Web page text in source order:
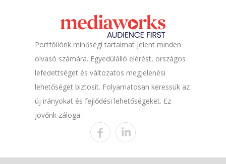
Portfóliónk minőségi tartalmat jelent minden
olvasó számára. Egyedülálló elérést, országos
lefedettséget és változatos megjelenési
lehetőséget biztosít. Folyamatosan keressük az
új irányokat és fejlődési lehetőségeket. Ez
jövőnk záloga.